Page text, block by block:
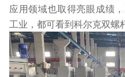
应用领域也取得亮眼成绩
工业，都可看到科尔克双螺